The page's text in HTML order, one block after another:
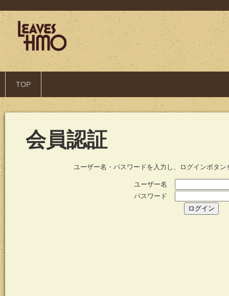
TOP
会員認証
ユーザー名・パスワードを入力し、ログインボタン
ユーザー名
パスワード